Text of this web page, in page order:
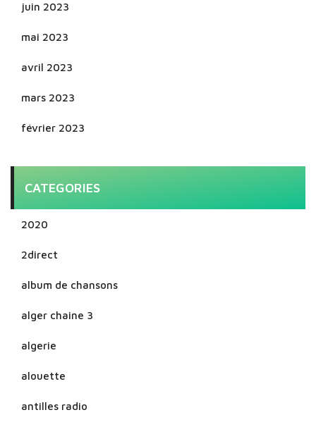
juin 2023
mai 2023
avril 2023
mars 2023
février 2023
CATEGORIES
2020
2direct
album de chansons
alger chaine 3
algerie
alouette
antilles radio